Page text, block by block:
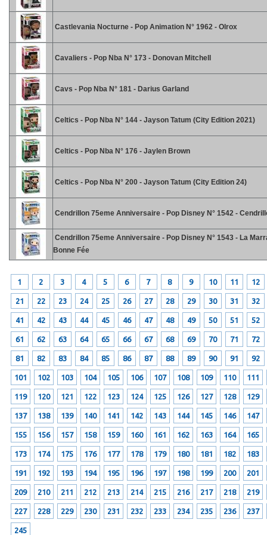
Castlevania Nocturne - Pop Animation N° 1962 - Olrox
Cavaliers - Pop Nba N° 173 - Donovan Mitchell
Cavs - Pop Nba N° 181 - Darius Garland
Celtics - Pop Nba N° 144 - Jayson Tatum (City Edition 2021)
Celtics - Pop Nba N° 176 - Jaylen Brown
Celtics - Pop Nba N° 200 - Jayson Tatum (City Edition 24)
Cendrillon 75eme Anniversaire - Pop Disney N° 1542 -
Cendrillon 75eme Anniversaire - Pop Disney N° 1543 - La
Bonne Fée
1 2 3 4 5 6 7 8 9 10 11 12
21 22 23 24 25 26 27 28 29 30 31 32
41 42 43 44 45 46 47 48 49 50 51 52
61 62 63 64 65 66 67 68 69 70 71 72
81 82 83 84 85 86 87 88 89 90 91 92
101 102 103 104 105 106 107 108 109 110 111
119 120 121 122 123 124 125 126 127 128 129
137 138 139 140 141 142 143 144 145 146 147
155 156 157 158 159 160 161 162 163 164 165
173 174 175 176 177 178 179 180 181 182 183
191 192 193 194 195 196 197 198 199 200 201
209 210 211 212 213 214 215 216 217 218 219
227 228 229 230 231 232 233 234 235 236 237
245